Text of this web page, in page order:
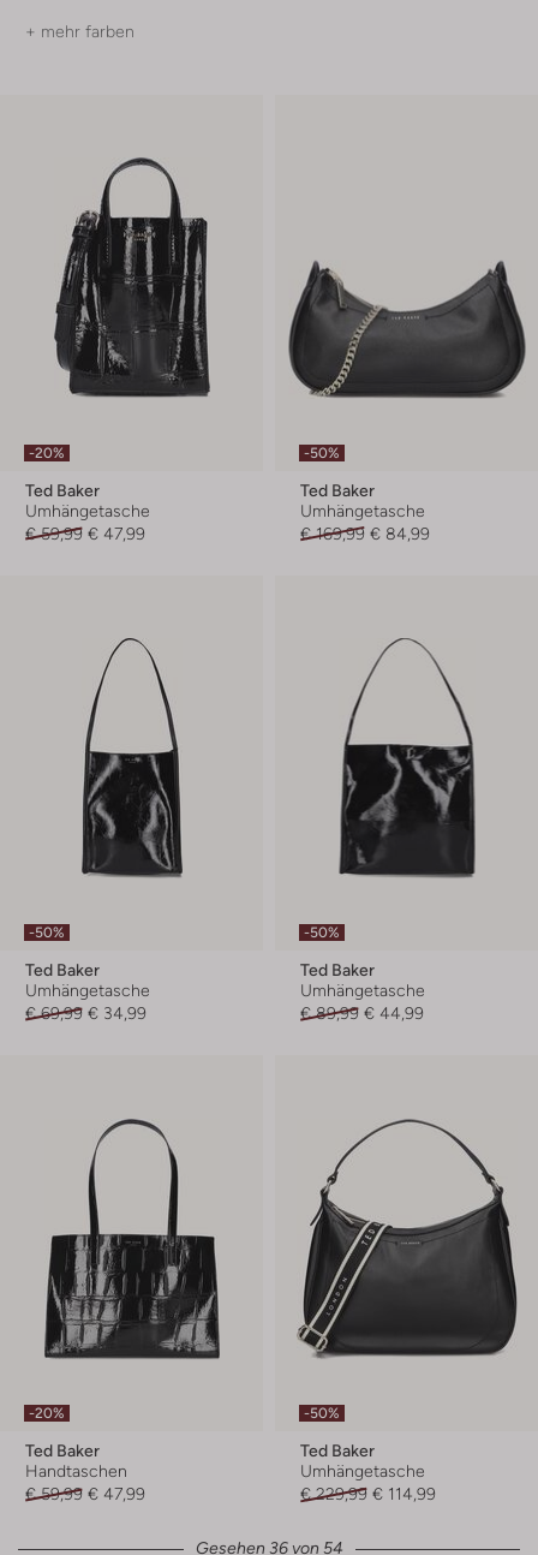
+ mehr farben
-20%
Ted Baker
Umhängetasche
€ 59,99 € 47,99
-50%
Ted Baker
Umhängetasche
€ 169,99 € 84,99
-50%
Ted Baker
Umhängetasche
€ 69,99 € 34,99
-50%
Ted Baker
Umhängetasche
€ 89,99 € 44,99
-20%
Ted Baker
Handtaschen
€ 59,99 € 47,99
-50%
Ted Baker
Umhängetasche
€ 229,99 € 114,99
Gesehen 36 von 54